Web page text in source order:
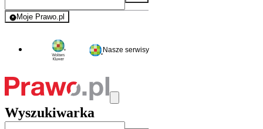
Moje Prawo.pl
- rejestracja i logowanie do serwisu
Nasze serwisy
Wyszukiwarka